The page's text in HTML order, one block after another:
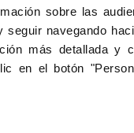
sobre las
navegando
más detallada y
en el botón